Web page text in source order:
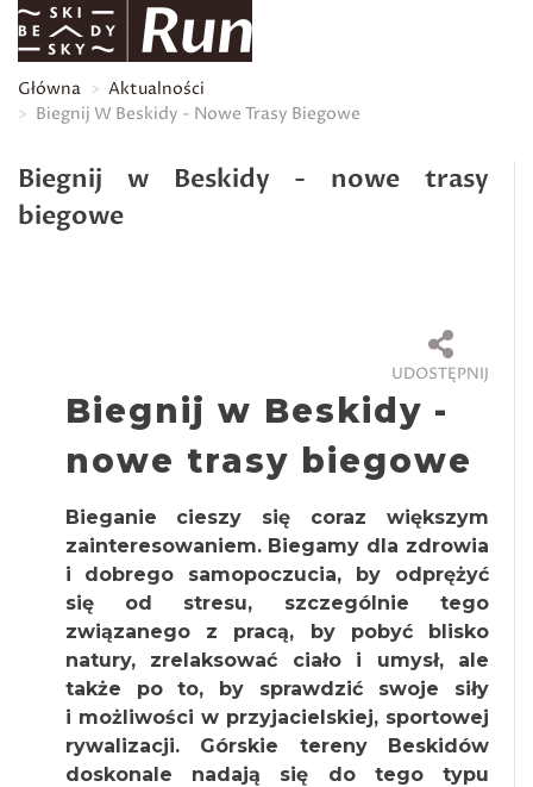
Główna
Aktualności
Biegnij W Beskidy - Nowe Trasy Biegowe
Biegnij w Beskidy - nowe trasy
biegowe
UDOSTĘPNIJ
Biegnij w Beskidy -
nowe trasy biegowe
Bieganie cieszy się coraz większym
zainteresowaniem. Biegamy dla zdrowia
i dobrego samopoczucia, by odprężyć
się od stresu, szczególnie tego
związanego z pracą, by pobyć blisko
natury, zrelaksować ciało i umysł, ale
także po to, by sprawdzić swoje siły
i możliwości w przyjacielskiej, sportowej
rywalizacji. Górskie tereny Beskidów
doskonale nadają się do tego typu